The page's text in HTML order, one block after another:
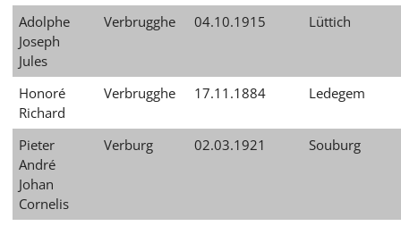
Adolphe
Joseph
Jules
Verbrugghe 04.10.1915 Lüttich
Honoré
Richard
Verbrugghe 17.11.1884 Ledegem
Pieter
André
Johan
Cornelis
Verburg 02.03.1921 Souburg